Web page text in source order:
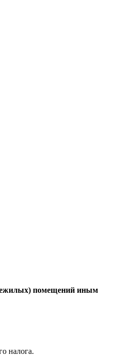
помещений иным
налога.